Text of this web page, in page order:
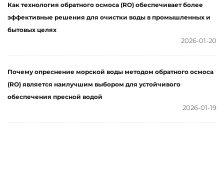
Как технология обратного осмоса (RO) обеспечивает более
эффективные решения для очистки воды в промышленных и
бытовых целях
2026-01-20
Почему опреснение морской воды методом обратного осмоса
(RO) является наилучшим выбором для устойчивого
обеспечения пресной водой
2026-01-19